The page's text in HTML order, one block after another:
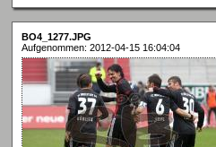
BO4_1277.JPG
Aufgenommen: 2012-04-15 16:04:04